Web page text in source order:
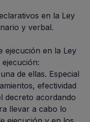
en la Ley
y verbal.
ejecución en la Ley
ejecución:
de ellas. Especial
efectividad
decreto acordando
llevar a cabo lo